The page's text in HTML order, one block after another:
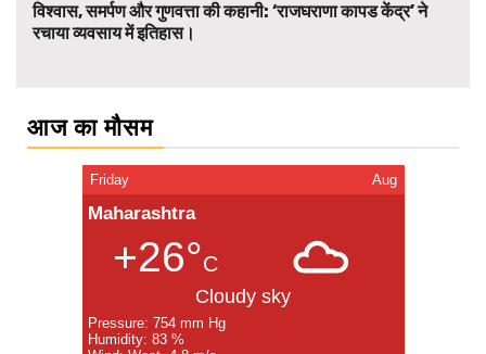
विश्वास, समर्पण और गुणवत्ता की कहानी: ‘राजघराणा कापड केंद्र’ ने
रचाया व्यवसाय में इतिहास।
आज का मौसम
Friday Aug
Maharashtra
+26°C
Cloudy sky
Pressure: 754 mm Hg
Humidity: 83 %